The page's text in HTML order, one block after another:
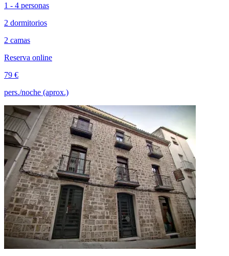
1 - 4 personas
2 dormitorios
2 camas
Reserva online
79 €
pers./noche (aprox.)